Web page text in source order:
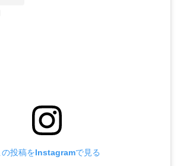
の投稿をInstagramで見る